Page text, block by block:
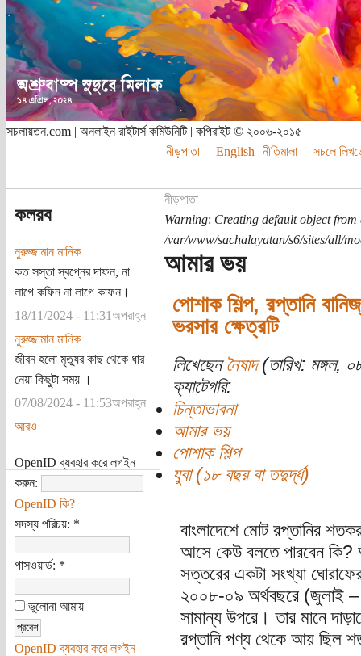
সচলায়তন.com | অনলাইন রাইটার্স কমিউনিটি | কপিরাইট © ২০০৬-২০১৫
নীড়পাতা
English নীতিমালা সচলে
কলরব
নুরুজ্জামান মানিক
কত সস্তা স্বপ্নের দাফন, না
লাগে কফিন না লাগে কাফন।
18/11/2024 - 11:31অপরাহ্ন
নুরুজ্জামান মানিক
জীবন হলো মৃত্যুর কাছ থেকে ধার
নেয়া কিছুটা সময় ।
07/08/2024 - 11:53অপরাহ্ন
আরও
OpenID ব্যবহার করে লগইন
করুন:
OpenID কি?
সদস্য পরিচয়: *
পাসওয়ার্ড: *
ভুলোনা আমায়
OpenID ব্যবহার করে লগইন
নীড়পাতা
Warning: Creating default object from
/var/www/sachalayatan/s6/sites/all/
আমার ভয়
পোশাক শিল্প, রপ্তানি
ভরসার ক্ষেত্রটি
লিখেছেননৈষাদ(তারিখ: মঙ্গল,
ক্যাটেগরি:
চিন্তাভাবনা
আমার ভয়
পোশাক শিল্প
যুবা (১৮ বছর বা তদুর্দ্ধ)
বাংলাদেশে মোট রপ্তানির
আসে কেউ বলতে পারবেন কি?
সত্তরের একটা সংখ্যা
২০০৮-০৯ অর্থবছরে (জুলাই –
সামান্য উপরে। তার মানে
রপ্তানি পণ্য থেকে আয় ছিল